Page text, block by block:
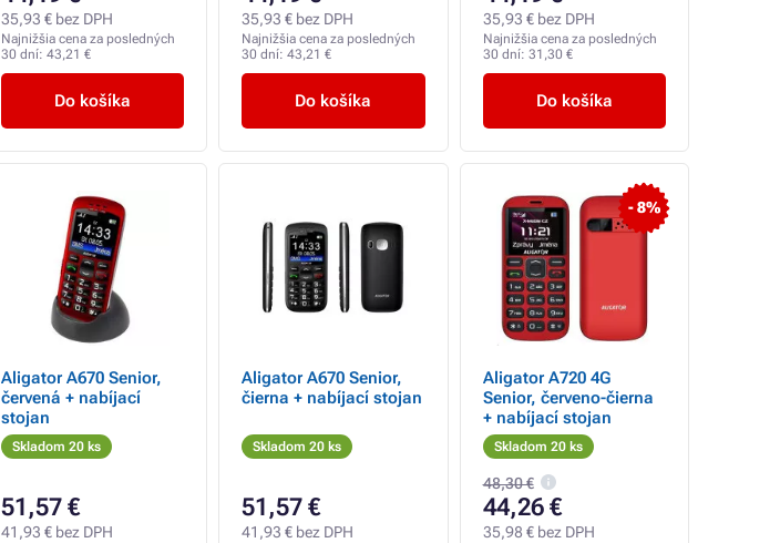
35,93 € bez DPH
Najnižšia cena za posledných
30 dní: 43,21 €
Do košíka
35,93 € bez DPH
Najnižšia cena za posledných
30 dní: 43,21 €
Do košíka
35,93 € bez DPH
Najnižšia cena za posledných
30 dní: 31,30 €
Do košíka
Aligator A670 Senior,
červená + nabíjací
stojan
Skladom 20 ks
51,57 €
41,93 € bez DPH
Aligator A670 Senior,
čierna + nabíjací stojan
Skladom 20 ks
51,57 €
41,93 € bez DPH
- 8%
Aligator A720 4G
Senior, červeno-čierna
+ nabíjací stojan
Skladom 20 ks
48,30 €
44,26 €
35,98 € bez DPH